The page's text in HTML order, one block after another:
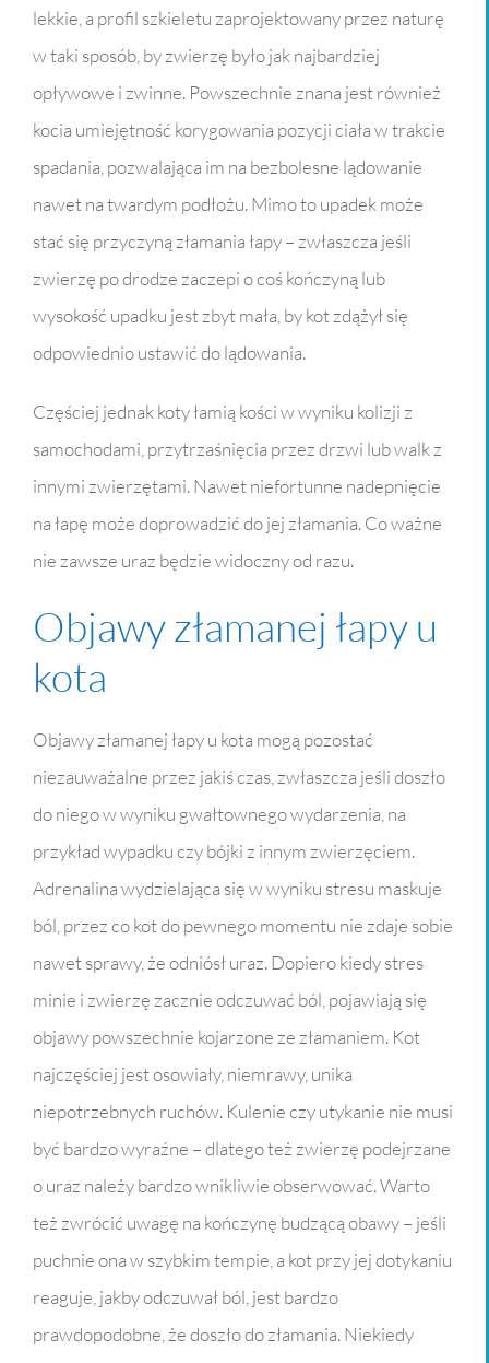
lekkie, a profil szkieletu zaprojektowany przez naturę
w taki sposób, by zwierzę było jak najbardziej
opływowe i zwinne. Powszechnie znana jest również
kocia umiejętność korygowania pozycji ciała w trakcie
spadania, pozwalająca im na bezbolesne lądowanie
nawet na twardym podłożu. Mimo to upadek może
stać się przyczyną złamania łapy – zwłaszcza jeśli
zwierzę po drodze zaczepi o coś kończyną lub
wysokość upadku jest zbyt mała, by kot zdążył się
odpowiednio ustawić do lądowania.
Częściej jednak koty łamią kości w wyniku kolizji z
samochodami, przytrzaśnięcia przez drzwi lub walk z
innymi zwierzętami. Nawet niefortunne nadepnięcie
na łapę może doprowadzić do jej złamania. Co ważne
nie zawsze uraz będzie widoczny od razu.
Objawy złamanej łapy u
kota
Objawy złamanej łapy u kota mogą pozostać
niezauważalne przez jakiś czas, zwłaszcza jeśli doszło
do niego w wyniku gwałtownego wydarzenia, na
przykład wypadku czy bójki z innym zwierzęciem.
Adrenalina wydzielająca się w wyniku stresu maskuje
ból, przez co kot do pewnego momentu nie zdaje sobie
nawet sprawy, że odniósł uraz. Dopiero kiedy stres
minie i zwierzę zacznie odczuwać ból, pojawiają się
objawy powszechnie kojarzone ze złamaniem. Kot
najczęściej jest osowiały, niemrawy, unika
niepotrzebnych ruchów. Kulenie czy utykanie nie musi
być bardzo wyraźne – dlatego też zwierzę podejrzane
o uraz należy bardzo wnikliwie obserwować. Warto
też zwrócić uwagę na kończynę budzącą obawy – jeśli
puchnie ona w szybkim tempie, a kot przy jej dotykaniu
reaguje, jakby odczuwał ból, jest bardzo
prawdopodobne, że doszło do złamania. Niekiedy